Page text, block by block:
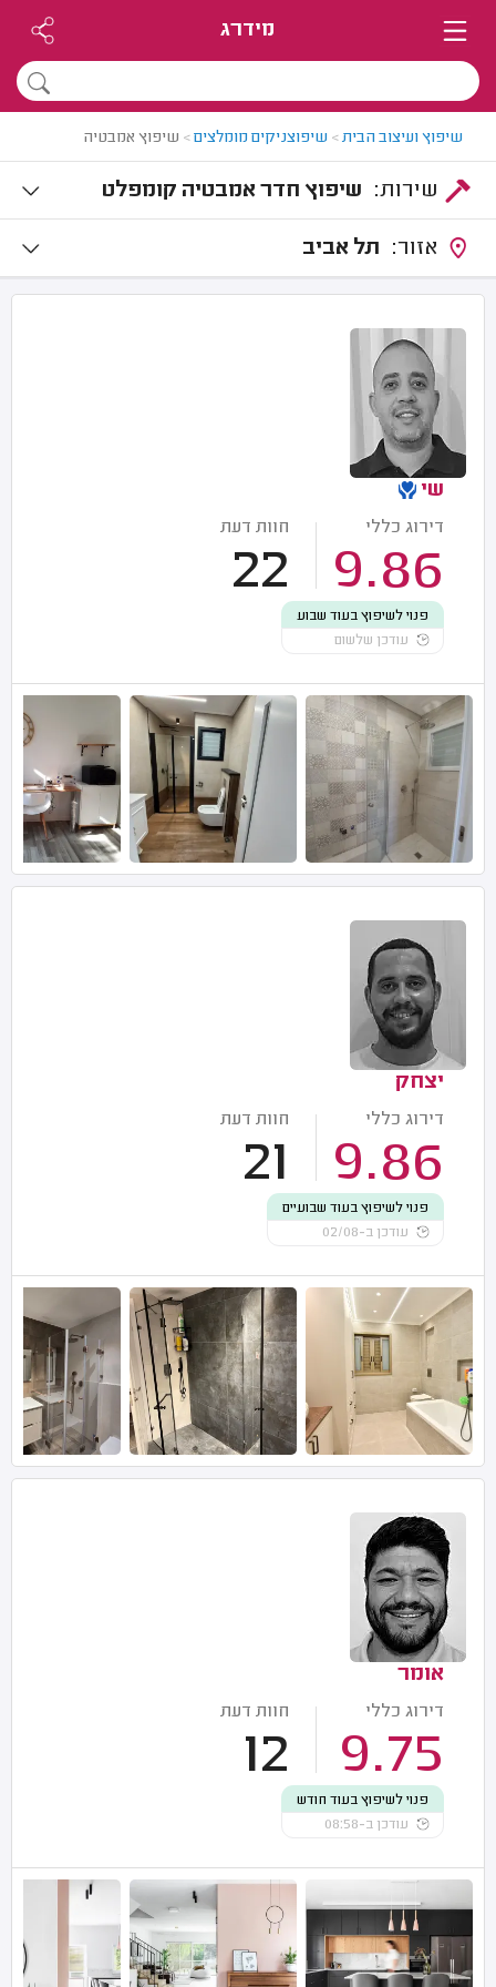
מידרג
שיפוץ ועיצוב הבית> שיפוצניקים מומלצים> שיפוץ אמבטיה
שיפוץ חדר אמבטיה קומפלט
תל אביב
שי
דירוג כללי
9.86
חוות דעת
22
פנוי לשיפוץ בעוד שבוע
עודכן שלשום
יצחק
דירוג כללי
9.86
חוות דעת
21
פנוי לשיפוץ בעוד שבועיים
עודכן ב-02/08
אומר
דירוג כללי
9.75
חוות דעת
12
פנוי לשיפוץ בעוד חודש
עודכן ב-08:58